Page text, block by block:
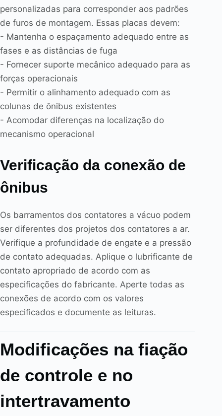
personalizadas para corresponder aos padrões
de furos de montagem. Essas placas devem:
- Mantenha o espaçamento adequado entre as
fases e as distâncias de fuga
- Fornecer suporte mecânico adequado para as
forças operacionais
- Permitir o alinhamento adequado com as
colunas de ônibus existentes
- Acomodar diferenças na localização do
mecanismo operacional
Verificação da conexão de
ônibus
Os barramentos dos contatores a vácuo podem
ser diferentes dos projetos dos contatores a ar.
Verifique a profundidade de engate e a pressão
de contato adequadas. Aplique o lubrificante de
contato apropriado de acordo com as
especificações do fabricante. Aperte todas as
conexões de acordo com os valores
especificados e documente as leituras.
Modificações na fiação
de controle e no
intertravamento